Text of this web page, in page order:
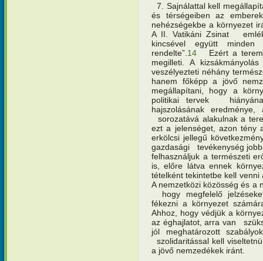
7. Sajnálattal kell
és térségeiben az
nehézségekbe a környezet
A II. Vatikáni Zsinat
kincsével együtt
rendelte”. 14 Ezért a
megilleti. A
veszélyezteti néhány
hanem főképp a jövő
megállapítani, hogy a
politikai tervek
hajszolásának
sorozatává alakulnak a
ezt a jelenséget, azon tény
erkölcsi jellegű
gazdasági tevékenység
felhasználjuk a természeti
is, előre látva ennek
tételként tekintetbe kell
A nemzetközi közösség és a
hogy megfelelő
fékezni a környezet
Ahhoz, hogy védjük a
az éghajlatot, arra van
jól meghatározott
szolidaritással kell
a jövő nemzedékek iránt.